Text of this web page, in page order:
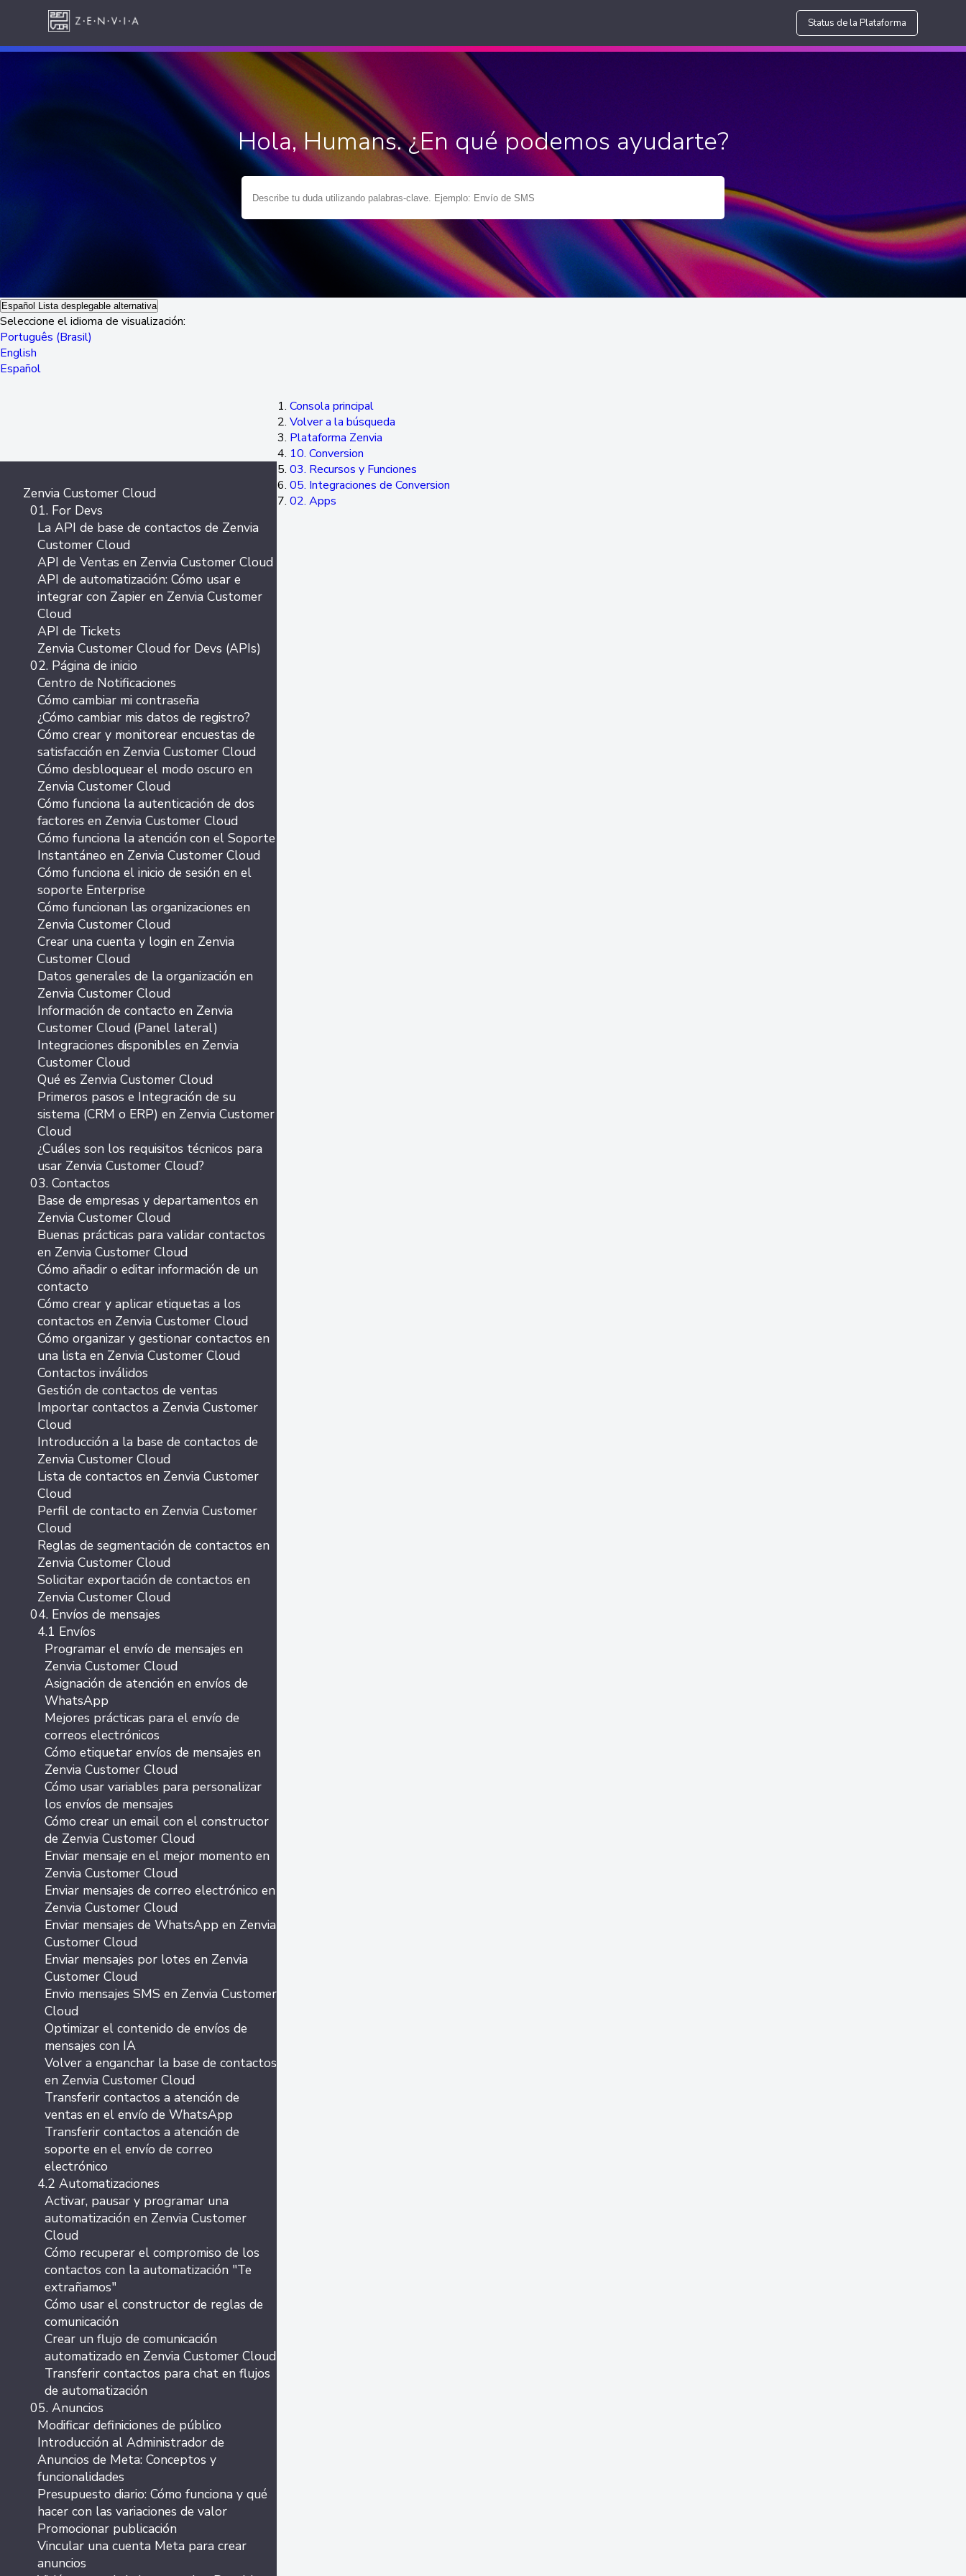
Status de la Plataforma
Hola, Humans. ¿En qué podemos ayudarte?
Español Lista desplegable alternativa
Seleccione el idioma de visualización:
Português (Brasil)
English
Español
Consola principal
Volver a la búsqueda
Plataforma Zenvia
10. Conversion
03. Recursos y Funciones
05. Integraciones de Conversion
02. Apps
Zenvia Customer Cloud
01. For Devs
La API de base de contactos de Zenvia
Customer Cloud
API de Ventas en Zenvia Customer Cloud
API de automatización: Cómo usar e
integrar con Zapier en Zenvia Customer
Cloud
API de Tickets
Zenvia Customer Cloud for Devs (APIs)
02. Página de inicio
Centro de Notificaciones
Cómo cambiar mi contraseña
¿Cómo cambiar mis datos de registro?
Cómo crear y monitorear encuestas de
satisfacción en Zenvia Customer Cloud
Cómo desbloquear el modo oscuro en
Zenvia Customer Cloud
Cómo funciona la autenticación de dos
factores en Zenvia Customer Cloud
Cómo funciona la atención con el Soporte
Instantáneo en Zenvia Customer Cloud
Cómo funciona el inicio de sesión en el
soporte Enterprise
Cómo funcionan las organizaciones en
Zenvia Customer Cloud
Crear una cuenta y login en Zenvia
Customer Cloud
Datos generales de la organización en
Zenvia Customer Cloud
Información de contacto en Zenvia
Customer Cloud (Panel lateral)
Integraciones disponibles en Zenvia
Customer Cloud
Qué es Zenvia Customer Cloud
Primeros pasos e Integración de su
sistema (CRM o ERP) en Zenvia Customer
Cloud
¿Cuáles son los requisitos técnicos para
usar Zenvia Customer Cloud?
03. Contactos
Base de empresas y departamentos en
Zenvia Customer Cloud
Buenas prácticas para validar contactos
en Zenvia Customer Cloud
Cómo añadir o editar información de un
contacto
Cómo crear y aplicar etiquetas a los
contactos en Zenvia Customer Cloud
Cómo organizar y gestionar contactos en
una lista en Zenvia Customer Cloud
Contactos inválidos
Gestión de contactos de ventas
Importar contactos a Zenvia Customer
Cloud
Introducción a la base de contactos de
Zenvia Customer Cloud
Lista de contactos en Zenvia Customer
Cloud
Perfil de contacto en Zenvia Customer
Cloud
Reglas de segmentación de contactos en
Zenvia Customer Cloud
Solicitar exportación de contactos en
Zenvia Customer Cloud
04. Envíos de mensajes
4.1 Envíos
Programar el envío de mensajes en
Zenvia Customer Cloud
Asignación de atención en envíos de
WhatsApp
Mejores prácticas para el envío de
correos electrónicos
Cómo etiquetar envíos de mensajes en
Zenvia Customer Cloud
Cómo usar variables para personalizar
los envíos de mensajes
Cómo crear un email con el constructor
de Zenvia Customer Cloud
Enviar mensaje en el mejor momento en
Zenvia Customer Cloud
Enviar mensajes de correo electrónico en
Zenvia Customer Cloud
Enviar mensajes de WhatsApp en Zenvia
Customer Cloud
Enviar mensajes por lotes en Zenvia
Customer Cloud
Envio mensajes SMS en Zenvia Customer
Cloud
Optimizar el contenido de envíos de
mensajes con IA
Volver a enganchar la base de contactos
en Zenvia Customer Cloud
Transferir contactos a atención de
ventas en el envío de WhatsApp
Transferir contactos a atención de
soporte en el envío de correo
electrónico
4.2 Automatizaciones
Activar, pausar y programar una
automatización en Zenvia Customer
Cloud
Cómo recuperar el compromiso de los
contactos con la automatización "Te
extrañamos"
Cómo usar el constructor de reglas de
comunicación
Crear un flujo de comunicación
automatizado en Zenvia Customer Cloud
Transferir contactos para chat en flujos
de automatización
05. Anuncios
Modificar definiciones de público
Introducción al Administrador de
Anuncios de Meta: Conceptos y
funcionalidades
Presupuesto diario: Cómo funciona y qué
hacer con las variaciones de valor
Promocionar publicación
Vincular una cuenta Meta para crear
anuncios